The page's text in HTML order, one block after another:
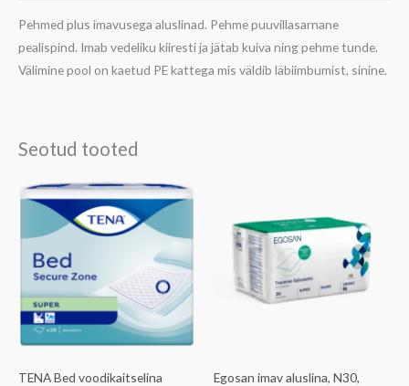
Pehmed plus imavusega aluslinad. Pehme puuvillasarnane
pealispind. Imab vedeliku kiiresti ja jätab kuiva ning pehme tunde.
Välimine pool on kaetud PE kattega mis väldib läbiimbumist, sinine.
Seotud tooted
TENA Bed voodikaitselina
Egosan imav aluslina, N30,